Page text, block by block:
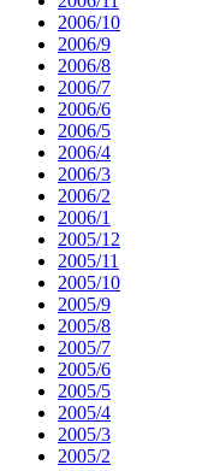
2006/10
2006/9
2006/8
2006/7
2006/6
2006/5
2006/4
2006/3
2006/2
2006/1
2005/12
2005/11
2005/10
2005/9
2005/8
2005/7
2005/6
2005/5
2005/4
2005/3
2005/2